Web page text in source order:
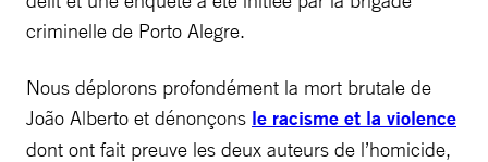
criminelle de Porto Alegre.
Nous déplorons profondément la mort brutale de
João Alberto et dénonçons le racisme et la violence
dont ont fait preuve les deux auteurs de l’homicide,